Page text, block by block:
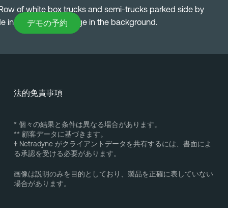
デモの予約
デモの予約
法的免責事項
* 個々の結果と条件は異なる場合があります。
** 顧客データに基づきます。
†Netradyne がクライアントデータを共有するには、書面によ
る承認を受ける必要があります。
画像は説明のみを目的としており、製品を正確に表していない
場合があります。